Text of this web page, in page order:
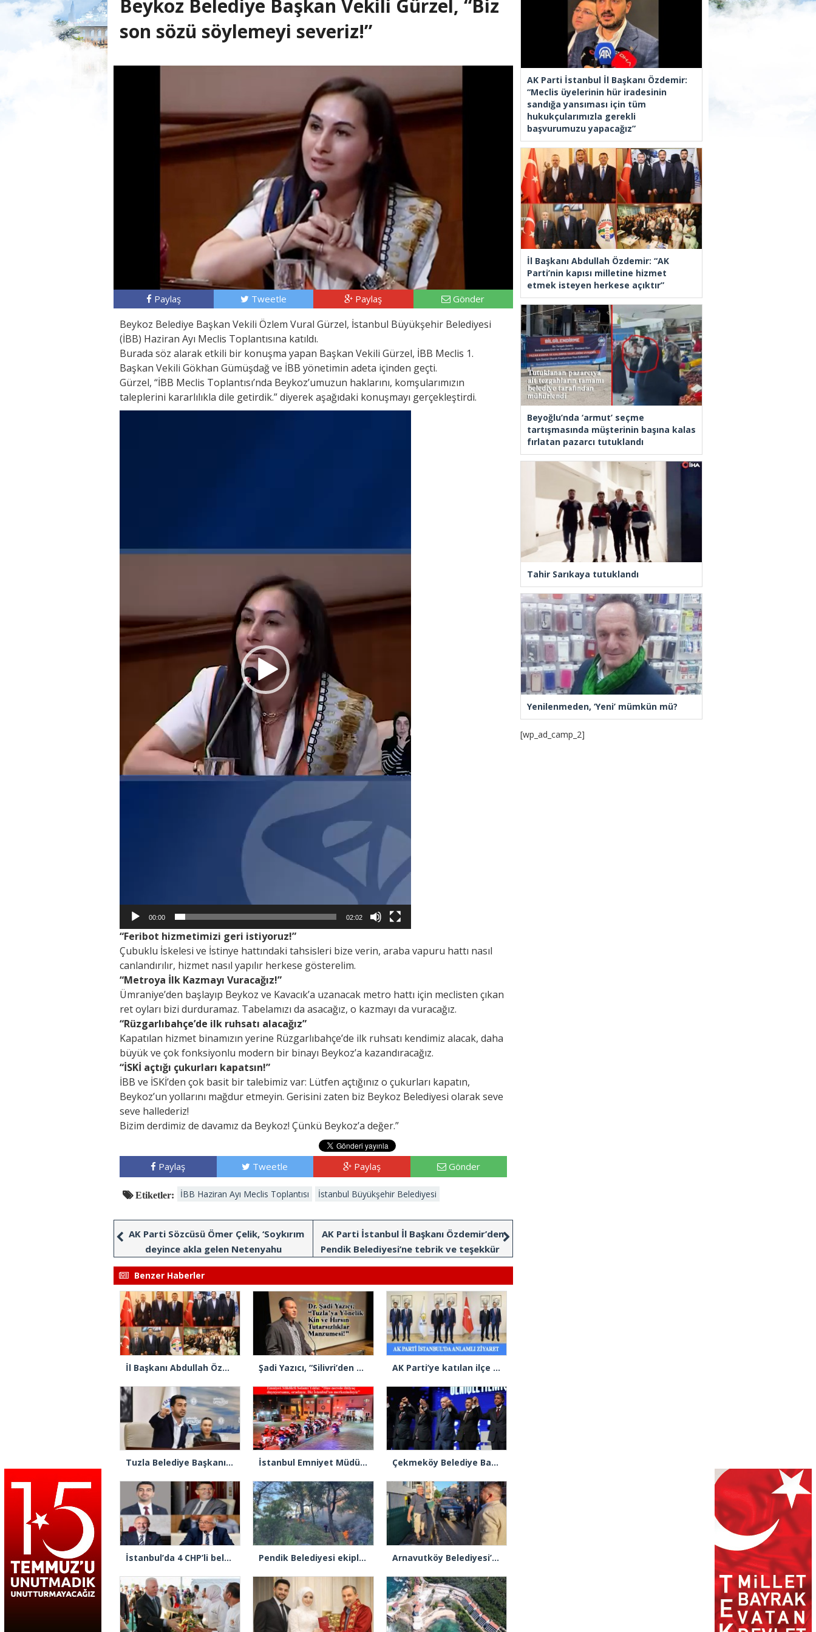
Beykoz Belediye Başkan Vekili Gürzel, “Biz
son sözü söylemeyi severiz!”
Paylaş Tweetle Paylaş Gönder
Beykoz Belediye Başkan Vekili Özlem Vural Gürzel, İstanbul Büyükşehir Belediyesi
(İBB) Haziran Ayı Meclis Toplantısına katıldı.
Burada söz alarak etkili bir konuşma yapan Başkan Vekili Gürzel, İBB Meclis 1.
Başkan Vekili Gökhan Gümüşdağ ve İBB yönetimin adeta içinden geçti.
Gürzel, “İBB Meclis Toplantısı’nda Beykoz’umuzun haklarını, komşularımızın
taleplerini kararlılıkla dile getirdik.” diyerek aşağıdaki konuşmayı gerçekleştirdi.
00:00 02:02
“Feribot hizmetimizi geri istiyoruz!”
Çubuklu İskelesi ve İstinye hattındaki tahsisleri bize verin, araba vapuru hattı nasıl
canlandırılır, hizmet nasıl yapılır herkese gösterelim.
“Metroya İlk Kazmayı Vuracağız!”
Ümraniye’den başlayıp Beykoz ve Kavacık’a uzanacak metro hattı için meclisten çıkan
ret oyları bizi durduramaz. Tabelamızı da asacağız, o kazmayı da vuracağız.
“Rüzgarlıbahçe’de ilk ruhsatı alacağız”
Kapatılan hizmet binamızın yerine Rüzgarlıbahçe’de ilk ruhsatı kendimiz alacak, daha
büyük ve çok fonksiyonlu modern bir binayı Beykoz’a kazandıracağız.
“İSKİ açtığı çukurları kapatsın!”
İBB ve İSKİ’den çok basit bir talebimiz var: Lütfen açtığınız o çukurları kapatın,
Beykoz’un yollarını mağdur etmeyin. Gerisini zaten biz Beykoz Belediyesi olarak seve
seve hallederiz!
Bizim derdimiz de davamız da Beykoz! Çünkü Beykoz’a değer.”
Paylaş Tweetle Paylaş Gönder
Etiketler: İBB Haziran Ayı Meclis Toplantısı İstanbul Büyükşehir Belediyesi
AK Parti Sözcüsü Ömer Çelik, ‘Soykırım
deyince akla gelen Netenyahu
şebekesidir’
AK Parti İstanbul İl Başkanı Özdemir’den
Pendik Belediyesi’ne tebrik ve teşekkür
Benzer Haberler
İl Başkanı Abdullah Özdemir: “AK Parti’nin kapısı milletine hizmet etmek isteyen herkese açıktır” Şadi Yazıcı, “Silivri’den alınan talimatla hakkımda karalama kampanyası yürütülüyor” AK Parti’ye katılan ilçe belediye başkanlarından İl Başkanı Özdemir’e ziyaret
Tuzla Belediye Başkanı Eren Ali Bingöl’den İBB’ye tepki İstanbul Emniyet Müdürlüğünden “Gök Kubbe’de, Mavi Vatan’da, Şanlı Topraklarda: İstanbul Emniyeti Her Yerde” paylaşımı Çekmeköy Belediye Başkanı Orhan Çerkez AK Parti’ye katıldı
İstanbul’da 4 CHP’li belediye başkanı AK Parti’ye katılıyor Pendik Belediyesi ekipleri Balıkesir’deki orman yangınına müdahale ediyor Arnavutköy Belediyesi’nden Kastamonu Cide’ye kardeşlik eli
AK Parti İstanbul İl Başkanı Özdemir:
“Meclis üyelerinin hür iradesinin
sandığa yansıması için tüm
hukukçularımızla gerekli
başvurumuzu yapacağız”
İl Başkanı Abdullah Özdemir: “AK
Parti’nin kapısı milletine hizmet
etmek isteyen herkese açıktır”
Beyoğlu’nda ‘armut’ seçme
tartışmasında müşterinin başına kalas
fırlatan pazarcı tutuklandı
Tahir Sarıkaya tutuklandı
Yenilenmeden, ‘Yeni’ mümkün mü?
[wp_ad_camp_2]